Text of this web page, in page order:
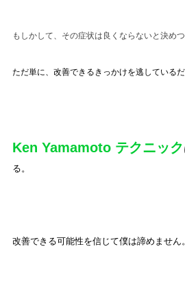
もしかして、その症状は良くならないと決め
ただ単に、改善できるきっかけを逃している
Ken Yamamoto テクニック
る。
改善できる可能性を信じて僕は諦めません。